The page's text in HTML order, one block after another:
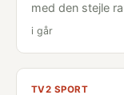
med den stejle
i går
TV2 SPORT